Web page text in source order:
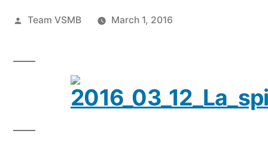
Posted
Team VSMB March 1, 2016